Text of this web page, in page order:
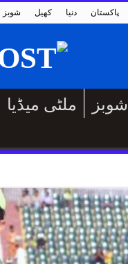
شوبز کھیل دنیا پاکستان
ملٹی میڈیا شوبز